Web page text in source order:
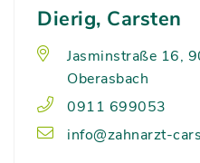
Dierig, Carsten
Jasminstraße 16,
Oberasbach
0911 699053
info@zahnarzt-